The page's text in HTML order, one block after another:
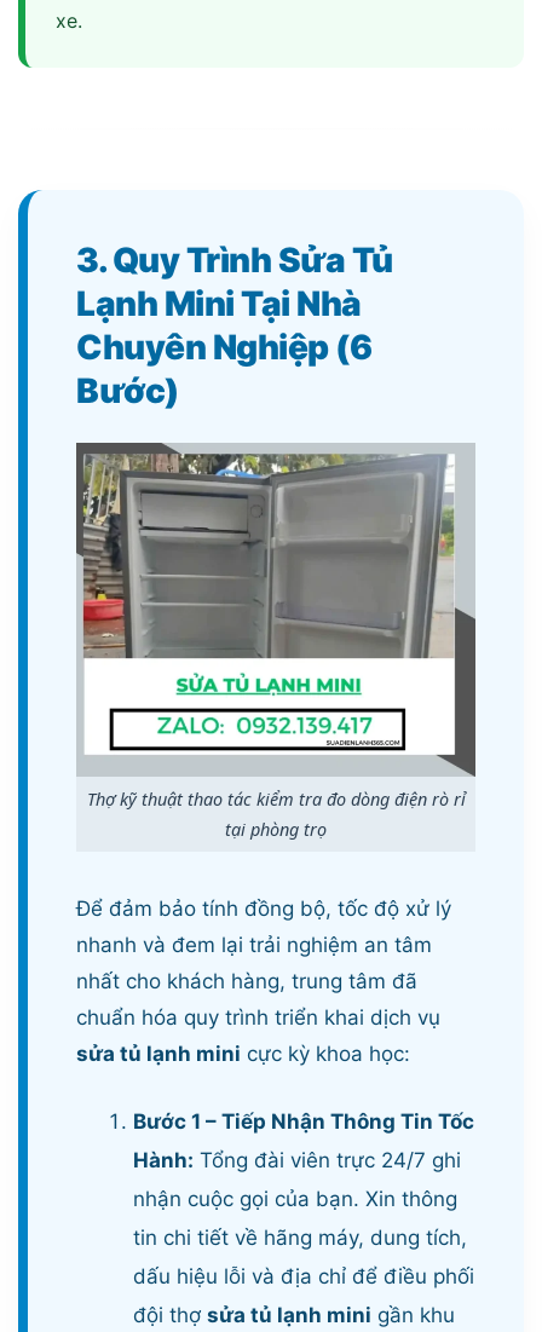
xe.
3. Quy Trình Sửa Tủ
Lạnh Mini Tại Nhà
Chuyên Nghiệp (6
Bước)
Thợ kỹ thuật thao tác kiểm tra đo dòng điện rò rỉ
tại phòng trọ
Để đảm bảo tính đồng bộ, tốc độ xử lý
nhanh và đem lại trải nghiệm an tâm
nhất cho khách hàng, trung tâm đã
chuẩn hóa quy trình triển khai dịch vụ
sửa tủ lạnh mini cực kỳ khoa học:
Bước 1 – Tiếp Nhận Thông Tin Tốc
Hành: Tổng đài viên trực 24/7 ghi
nhận cuộc gọi của bạn. Xin thông
tin chi tiết về hãng máy, dung tích,
dấu hiệu lỗi và địa chỉ để điều phối
đội thợsửa tủ lạnh mini gần khu